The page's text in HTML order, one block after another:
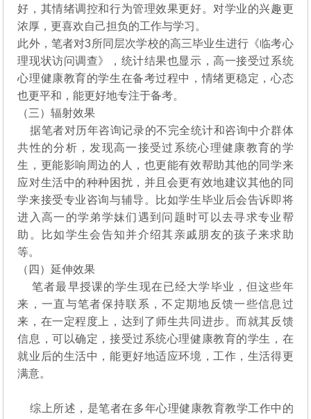
好，其情绪调控和行为管理效果更好。对学业的兴趣更
浓厚，更喜欢自己担负的工作与学习。
此外，笔者对3所同层次学校的高三毕业生进行《临考心
理现状访问调查》，统计结果也显示，高一接受过系统
心理健康教育的学生在备考过程中，情绪更稳定，心态
也更平和，能更好地专注于备考。
（三）辐射效果
据笔者对历年咨询记录的不完全统计和咨询中介群体
共性的分析，发现高一接受过系统心理健康教育的学
生，更能影响周边的人，也更能有效帮助其他的同学来
应对生活中的种种困扰，并且会更有效地建议其他的同
学来接受专业咨询与辅导。比如学生毕业后会告诉即将
进入高一的学弟学妹们遇到问题时可以去寻求专业帮
助。比如学生会告知并介绍其亲戚朋友的孩子来求助
等。
（四）延伸效果
笔者最早授课的学生现在已经大学毕业，但这些年
来，一直与笔者保持联系，不定期地反馈一些信息过
来，在一定程度上，达到了师生共同进步。而就其反馈
信息，可以确定，接受过系统心理健康教育的学生，在
就业后的生活中，能更好地适应环境，工作，生活得更
满意。
综上所述，是笔者在多年心理健康教育教学工作中的